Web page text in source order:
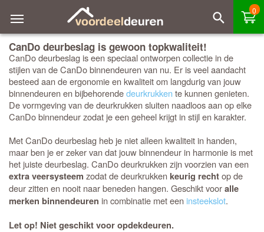
0
CanDo deurbeslag is gewoon topkwaliteit!
CanDo deurbeslag is een speciaal ontworpen collectie in de
stijlen van de CanDo binnendeuren van nu. Er is veel aandacht
besteed aan de ergonomie en kwaliteit om langdurig van jouw
binnendeuren en bijbehorendedeurkrukken te kunnen genieten.
De vormgeving van de deurkrukken sluiten naadloos aan op elke
CanDo binnendeur zodat je een geheel krijgt in stijl en karakter.
Met CanDo deurbeslag heb je niet alleen kwaliteit in handen,
maar ben je er zeker van dat jouw binnendeur in harmonie is met
het juiste deurbeslag. CanDo deurkrukken zijn voorzien van een
extra veersysteem zodat de deurkrukkenkeurig rechtop de
deur zitten en nooit naar beneden hangen. Geschikt vooralle
merken binnendeuren in combinatie met een insteekslot.
Let op! Niet geschikt voor opdekdeuren.